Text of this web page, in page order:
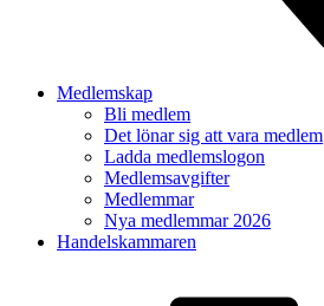
Medlemskap
Bli medlem
Det lönar sig att vara medlem
Ladda medlem­slogon
Medlems­avgifter
Medlemmar
Nya medlemmar 2026
Handelskammaren